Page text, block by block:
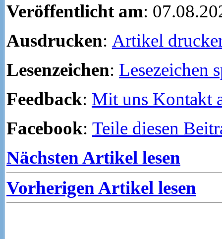
Veröffentlicht am:
Ausdrucken: Artikel
Lesenzeichen: Lesezeichen
Feedback: Mit uns Kontakt
Facebook: Teile diesen
Nächsten Artikel lesen
Vorherigen Artikel lesen